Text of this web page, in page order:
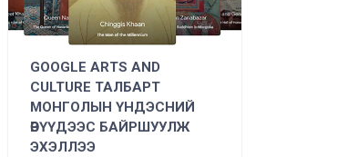
GOOGLE ARTS AND
CULTURE ТАЛБАРТ
МОНГОЛЫН ҮНДЭСНИЙ
ӨВҮҮДЭЭС БАЙРШУУЛЖ
ЭХЭЛЛЭЭ